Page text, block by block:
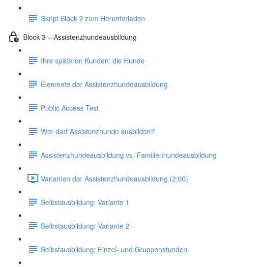
Skript Block 2 zum Herunterladen
Block 3 – Assistenzhundeausbildung
Ihre späteren Kunden: die Hunde
Elemente der Assistenzhundeausbildung
Public Access Test
Wer darf Assistenzhunde ausbilden?
Assistenzhundeausbildung vs. Familienhundeausbildung
Varianten der Assistenzhundeausbildung (2:00)
Selbstausbildung: Variante 1
Selbstausbildung: Variante 2
Selbstausbildung: Einzel- und Gruppenstunden